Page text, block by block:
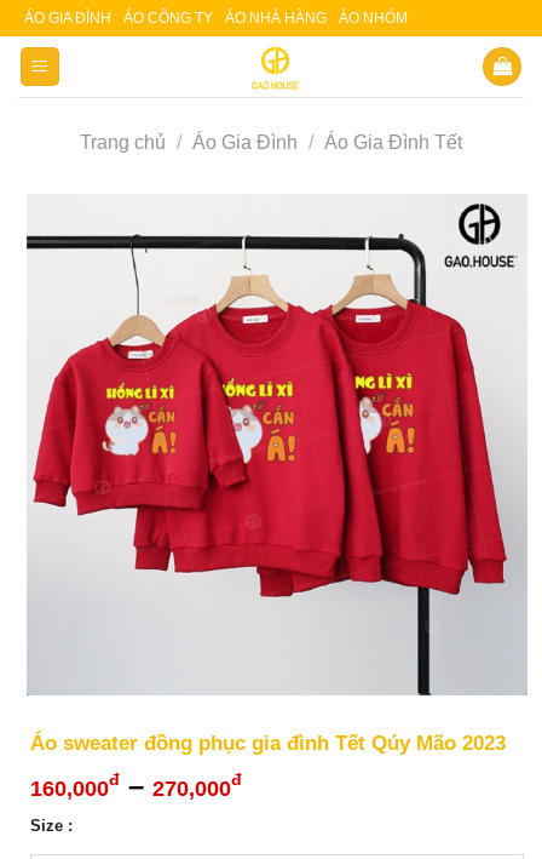
Skip
content
ÁO GIA ĐÌNH ÁO CÔNG TY ÁO NHÀ HÀNG ÁO NHÓM
Trang chủ / Áo Gia Đình / Áo Gia Đình Tết
Áo sweater đồng phục gia đình Tết Qúy Mão 2023
160,000đ – 270,000đKhoảng
Size :